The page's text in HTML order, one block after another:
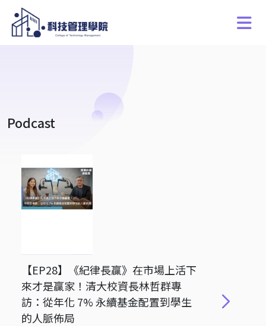
Podcast
【EP28】《紀律長贏》在市場上活下
來才是贏家！清大校資長林哲群專
訪：從年化 7% 永續基金配置到學生
的人脈佈局